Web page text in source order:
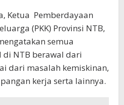
Ketua Pemberdayaan
(PKK) Provinsi NTB,
semua
di NTB berawal dari
dari masalah kemiskinan,
kerja serta lainnya.